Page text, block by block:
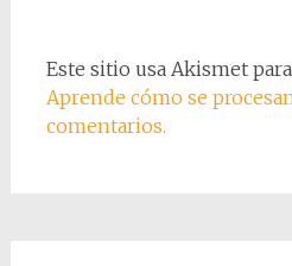
Este sitio usa Akismet
Aprende cómo se
comentarios.